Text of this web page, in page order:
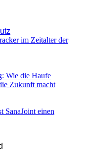
im Zeitalter der
Wie die Haufe
Zukunft macht
SanaJoint einen